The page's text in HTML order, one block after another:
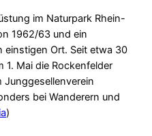
im Naturpark Rhein-
1962/63 und ein
einstigen Ort. Seit etwa 30
Mai die Rockenfelder
bei Wanderern und
)